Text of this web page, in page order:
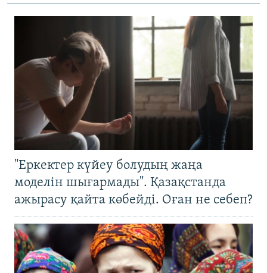
"Еркектер күйеу болудың жаңа
моделін шығармады". Қазақстанда
ажырасу қайта көбейді. Оған не себеп?